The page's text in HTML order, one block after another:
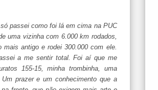
passei como foi lá em cima na PUC
uma vizinha com 6.000 km rodados,
antigo e rodei 300.000 com ele.
a me sentir total. Foi aí que me
155-15, minha trombinha, uma
prazer e um conhecimento que a